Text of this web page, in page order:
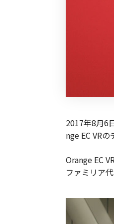
2017年8月6
nge EC VR
Orange EC
ファミリア